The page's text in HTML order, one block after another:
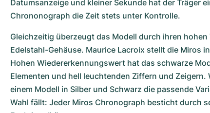
Datumsanzeige und kleiner Sekunde hat der Träger
Chrononograph die Zeit stets unter Kontrolle.
Gleichzeitig überzeugt das Modell durch ihren
Edelstahl-Gehäuse. Maurice Lacroix stellt die Miros
Hohen Wiedererkennungswert hat das schwarze
Elementen und hell leuchtenden Ziffern und
einem Modell in Silber und Schwarz die passende
Wahl fällt: Jeder Miros Chronograph besticht durch